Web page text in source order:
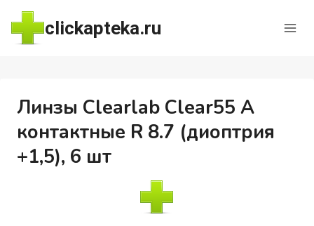
Перейти
содержимому
clickapteka.ru
Линзы Clearlab Clear55 А
контактные R 8.7 (диоптрия
+1,5), 6 шт